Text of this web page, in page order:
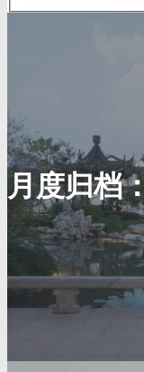
单
月度归档